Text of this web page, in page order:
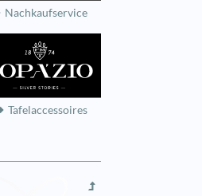
Nachkaufservice
Tafelaccessoires